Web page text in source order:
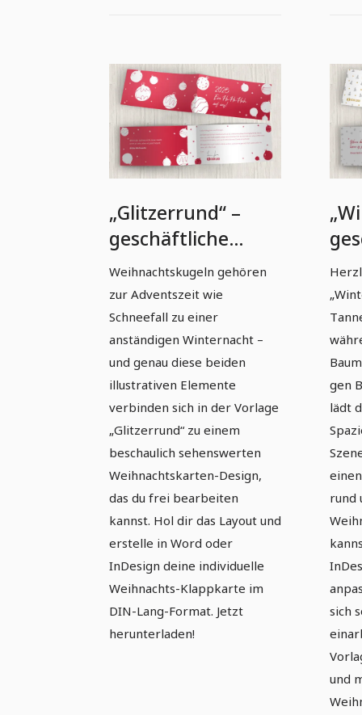
„Glitzerrund“ –
geschäftliche
Weihnachtskarten-
Vorlage (schmale
Klappkarte)
Weihnachtskugeln gehören
zur Adventszeit wie
Schneefall zu einer
anständigen Winternacht –
und genau diese beiden
illustrativen Elemente
verbinden sich in der Vorlage
„Glitzerrund“ zu einem
beschaulich sehenswerten
Weihnachtskarten-Design,
das du frei bearbeiten
kannst. Hol dir das Layout und
erstelle in Word oder
InDesign deine individuelle
Weihnachts-Klappkarte im
DIN-Lang-Format. Jetzt
herunterladen!
gen
lädt
rund
sich
und